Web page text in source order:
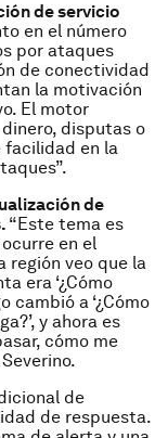
de servicio
en el número
por ataques
de conectividad
la motivación
El motor
disputas o
facilidad en la
de
“Este tema es
en el
región veo que la
era ‘¿Cómo
cambió a ‘¿Cómo
y ahora es
cómo me
de
de respuesta.